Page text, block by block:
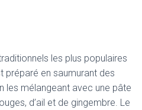
les plus populaires
préparé en saumurant des
les mélangeant avec une pâte
d’ail et de gingembre. Le